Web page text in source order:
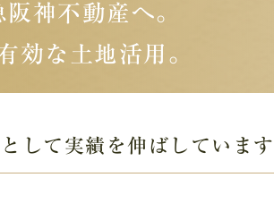
神不動産へ。
効な土地活用。
して実績を伸ばしています